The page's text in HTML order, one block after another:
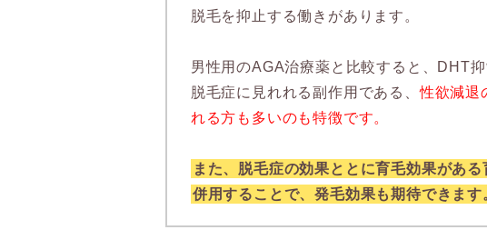
脱毛を抑止する働きがあります。
男性用のAGA治療薬と比較すると、DHT
脱毛症に見れれる副作用である、性欲減退
れる方も多いのも特徴です。
また、脱毛症の効果ととに育毛効果がある
併用することで、発毛効果も期待できます